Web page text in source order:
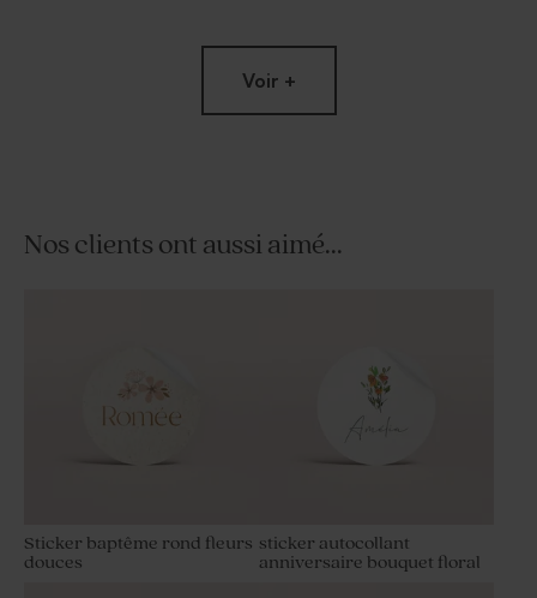
Voir +
Nos clients ont aussi aimé...
Sticker baptême rond fleurs
douces
sticker autocollant
anniversaire bouquet floral